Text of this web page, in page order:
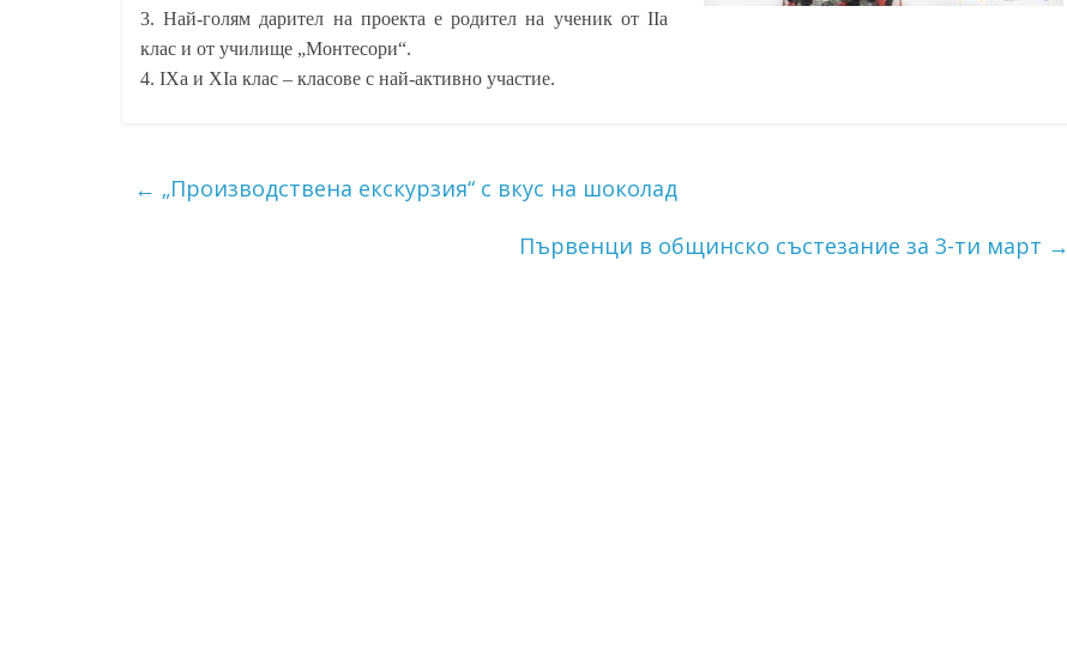
3. Най-голям дарител на проекта е родител на ученик от IIа
клас и от училище „Монтесори“.
4. IXа и XIа клас – класове с най-активно участие.
← „Производствена екскурзия“ с вкус на шоколад
Първенци в общинско състезание за 3-ти март →